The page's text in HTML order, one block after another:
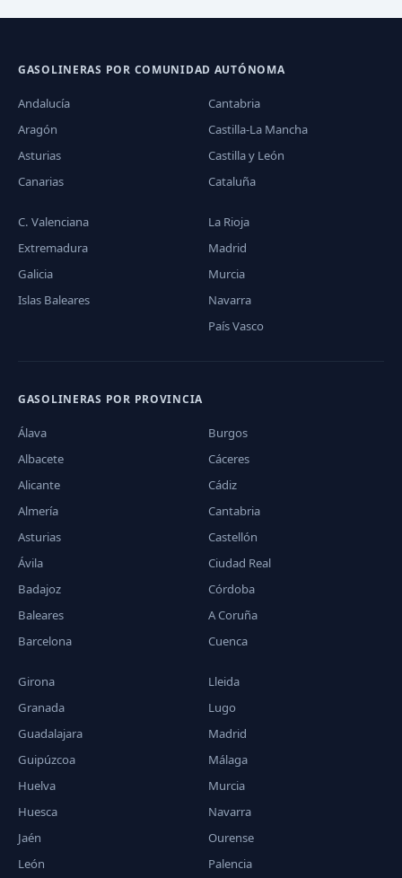
GASOLINERAS POR COMUNIDAD AUTÓNOMA
Andalucía
Aragón
Asturias
Canarias
Cantabria
Castilla-La Mancha
Castilla y León
Cataluña
C. Valenciana
Extremadura
Galicia
Islas Baleares
La Rioja
Madrid
Murcia
Navarra
País Vasco
GASOLINERAS POR PROVINCIA
Álava
Albacete
Alicante
Almería
Asturias
Ávila
Badajoz
Baleares
Barcelona
Burgos
Cáceres
Cádiz
Cantabria
Castellón
Ciudad Real
Córdoba
A Coruña
Cuenca
Girona
Granada
Guadalajara
Guipúzcoa
Huelva
Huesca
Jaén
León
Lleida
Lugo
Madrid
Málaga
Murcia
Navarra
Ourense
Palencia